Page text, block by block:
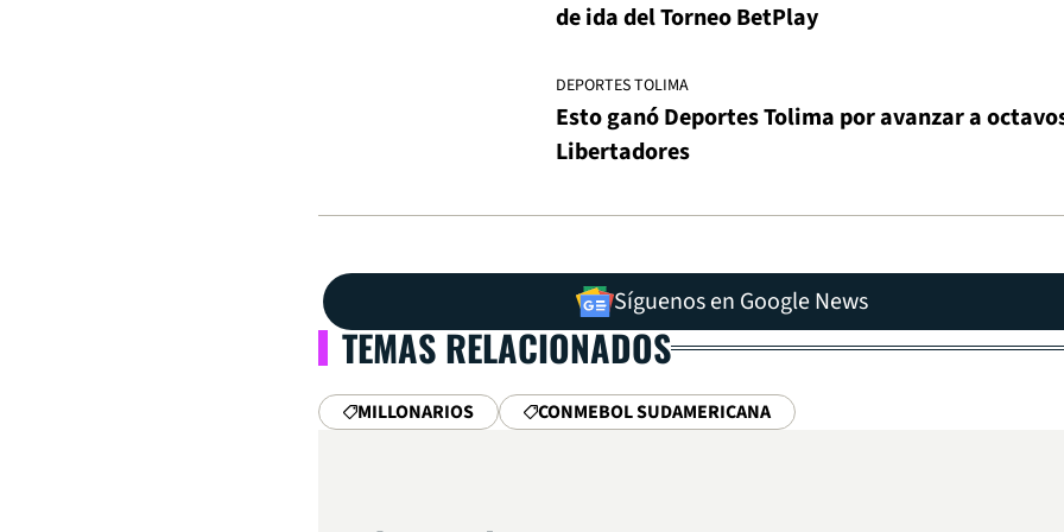
de ida del Torneo BetPlay
DEPORTES TOLIMA
Esto ganó Deportes Tolima por avanzar a
Libertadores
Síguenos en Google News
TEMAS RELACIONADOS
MILLONARIOS CONMEBOL SUDAMERICANA